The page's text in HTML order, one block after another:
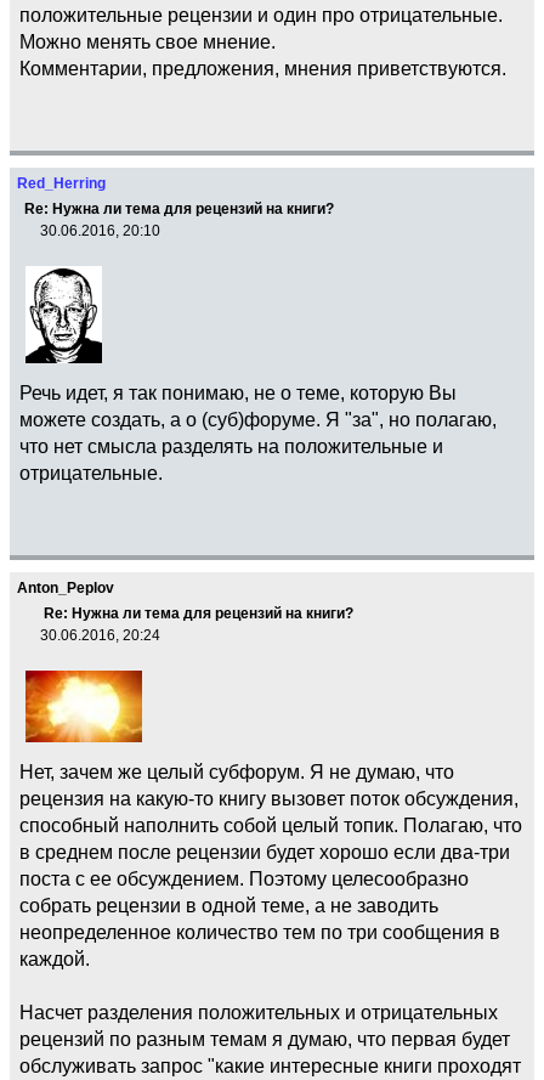
положительные рецензии и один про отрицательные.
Можно менять свое мнение.
Комментарии, предложения, мнения приветствуются.
Red_Herring
Re: Нужна ли тема для рецензий на книги?
30.06.2016, 20:10
Речь идет, я так понимаю, не о теме, которую Вы
можете создать, а о (суб)форуме. Я "за", но полагаю,
что нет смысла разделять на положительные и
отрицательные.
Anton_Peplov
Re: Нужна ли тема для рецензий на книги?
30.06.2016, 20:24
Нет, зачем же целый субфорум. Я не думаю, что
рецензия на какую-то книгу вызовет поток обсуждения,
способный наполнить собой целый топик. Полагаю, что
в среднем после рецензии будет хорошо если два-три
поста с ее обсуждением. Поэтому целесообразно
собрать рецензии в одной теме, а не заводить
неопределенное количество тем по три сообщения в
каждой.
Насчет разделения положительных и отрицательных
рецензий по разным темам я думаю, что первая будет
обслуживать запрос "какие интересные книги проходят